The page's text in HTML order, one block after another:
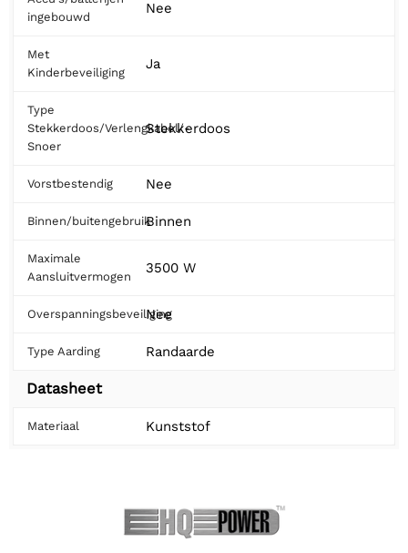
ingebouwd
Nee
Met
Kinderbeveiliging
Ja
Type
Stekkerdoos/Verlengkabel/-
Snoer
Stekkerdoos
Vorstbestendig Nee
Binnen/buitengebruikBinnen
Maximale
Aansluitvermogen
3500 W
Overspanningsbeveiliging
Nee
Type Aarding Randaarde
Datasheet
Materiaal Kunststof